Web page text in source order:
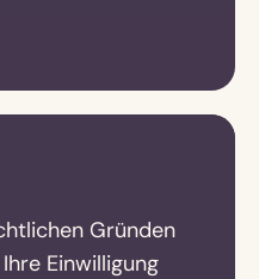
Gründen
Einwilligung